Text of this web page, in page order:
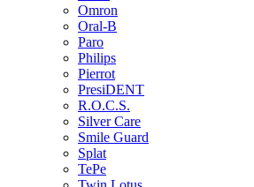
Omron
Oral-B
Paro
Philips
Pierrot
PresiDENT
R.O.C.S.
Silver Care
Smile Guard
Splat
TePe